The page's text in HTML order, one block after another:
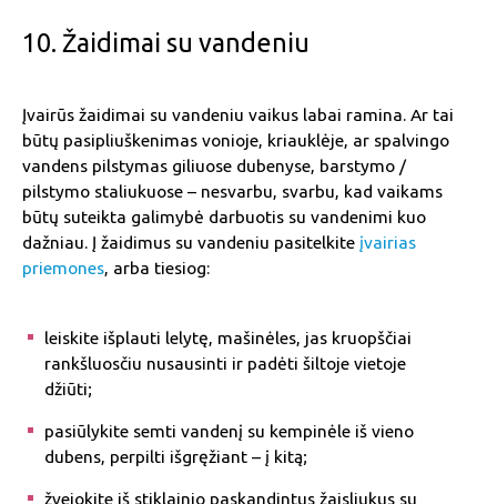
10. Žaidimai su vandeniu
Įvairūs žaidimai su vandeniu vaikus labai ramina. Ar tai
būtų pasipliuškenimas vonioje, kriauklėje, ar spalvingo
vandens pilstymas giliuose dubenyse, barstymo /
pilstymo staliukuose – nesvarbu, svarbu, kad vaikams
būtų suteikta galimybė darbuotis su vandenimi kuo
dažniau. Į žaidimus su vandeniu pasitelkite įvairias
priemones, arba tiesiog:
leiskite išplauti lelytę, mašinėles, jas kruopščiai
rankšluosčiu nusausinti ir padėti šiltoje vietoje
džiūti;
pasiūlykite semti vandenį su kempinėle iš vieno
dubens, perpilti išgręžiant – į kitą;
žvejokite iš stiklainio paskandintus žaisliukus su